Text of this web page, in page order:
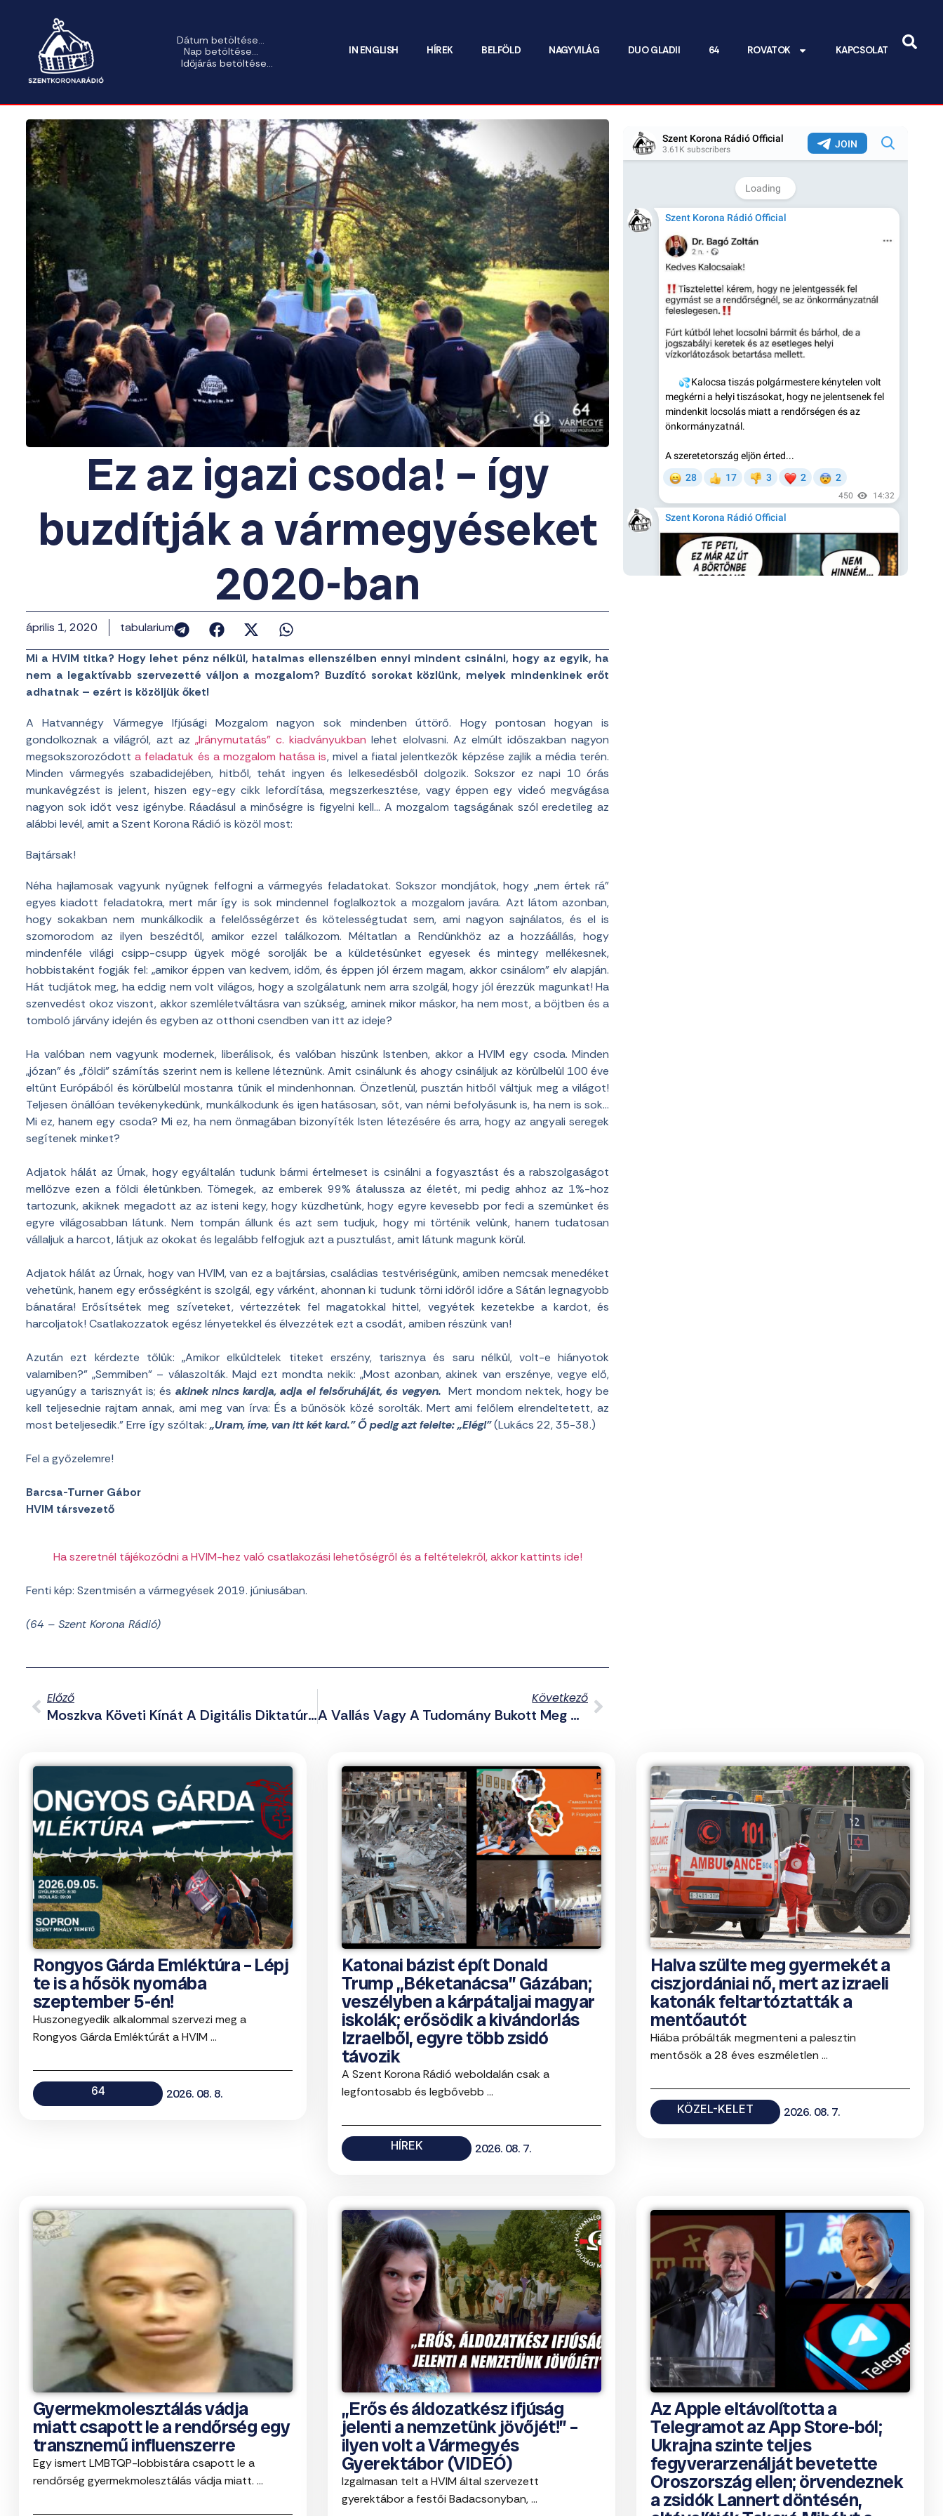
Dátum betöltése...
Nap betöltése...
Időjárás betöltése...
IN ENGLISH HÍREK BELFÖLD NAGYVILÁG DUO GLADII 64 ROVATOK KAPCSOLAT
Ez az igazi csoda! – így
buzdítják a vármegyéseket
2020-ban
április 1, 2020 tabularium
Mi a HVIM titka? Hogy lehet pénz nélkül, hatalmas ellenszélben ennyi mindent csinálni, hogy az egyik, ha
nem a legaktívabb szervezetté váljon a mozgalom? Buzdító sorokat közlünk, melyek mindenkinek erőt
adhatnak – ezért is közöljük őket!
A Hatvannégy Vármegye Ifjúsági Mozgalom nagyon sok mindenben úttörő. Hogy pontosan hogyan is
gondolkoznak a világról, azt az „Iránymutatás” c. kiadványukban lehet elolvasni. Az elmúlt időszakban nagyon
megsokszorozódotta feladatuk és a mozgalom hatása is, mivel a fiatal jelentkezők képzése zajlik a média terén.
Minden vármegyés szabadidejében, hitből, tehát ingyen és lelkesedésből dolgozik. Sokszor ez napi 10 órás
munkavégzést is jelent, hiszen egy-egy cikk lefordítása, megszerkesztése, vagy éppen egy videó megvágása
nagyon sok időt vesz igénybe. Ráadásul a minőségre is figyelni kell… A mozgalom tagságának szól eredetileg az
alábbi levél, amit a Szent Korona Rádió is közöl most:
Bajtársak!
Néha hajlamosak vagyunk nyűgnek felfogni a vármegyés feladatokat. Sokszor mondjátok, hogy „nem értek rá”
egyes kiadott feladatokra, mert már így is sok mindennel foglalkoztok a mozgalom javára. Azt látom azonban,
hogy sokakban nem munkálkodik a felelősségérzet és kötelességtudat sem, ami nagyon sajnálatos, és el is
szomorodom az ilyen beszédtől, amikor ezzel találkozom. Méltatlan a Rendünkhöz az a hozzáállás, hogy
mindenféle világi csipp-csupp ügyek mögé sorolják be a küldetésünket egyesek és mintegy mellékesnek,
hobbistaként fogják fel: „amikor éppen van kedvem, időm, és éppen jól érzem magam, akkor csinálom” elv alapján.
Hát tudjátok meg, ha eddig nem volt világos, hogy a szolgálatunk nem arra szolgál, hogy jól érezzük magunkat! Ha
szenvedést okoz viszont, akkor szemléletváltásra van szükség, aminek mikor máskor, ha nem most, a böjtben és a
tomboló járvány idején és egyben az otthoni csendben van itt az ideje?
Ha valóban nem vagyunk modernek, liberálisok, és valóban hiszünk Istenben, akkor a HVIM egy csoda. Minden
„józan” és „földi” számítás szerint nem is kellene léteznünk. Amit csinálunk és ahogy csináljuk az körülbelül 100 éve
eltűnt Európából és körülbelül mostanra tűnik el mindenhonnan. Önzetlenül, pusztán hitből váltjuk meg a világot!
Teljesen önállóan tevékenykedünk, munkálkodunk és igen hatásosan, sőt, van némi befolyásunk is, ha nem is sok…
Mi ez, hanem egy csoda? Mi ez, ha nem önmagában bizonyíték Isten létezésére és arra, hogy az angyali seregek
segítenek minket?
Adjatok hálát az Úrnak, hogy egyáltalán tudunk bármi értelmeset is csinálni a fogyasztást és a rabszolgaságot
mellőzve ezen a földi életünkben. Tömegek, az emberek 99% átalussza az életét, mi pedig ahhoz az 1%-hoz
tartozunk, akiknek megadott az az isteni kegy, hogy küzdhetünk, hogy egyre kevesebb por fedi a szemünket és
egyre világosabban látunk. Nem tompán állunk és azt sem tudjuk, hogy mi történik velünk, hanem tudatosan
vállaljuk a harcot, látjuk az okokat és legalább felfogjuk azt a pusztulást, amit látunk magunk körül.
Adjatok hálát az Úrnak, hogy van HVIM, van ez a bajtársias, családias testvériségünk, amiben nemcsak menedéket
vehetünk, hanem egy erősségként is szolgál, egy várként, ahonnan ki tudunk törni időről időre a Sátán legnagyobb
bánatára! Erősítsétek meg szíveteket, vértezzétek fel magatokkal hittel, vegyétek kezetekbe a kardot, és
harcoljatok! Csatlakozzatok egész lényetekkel és élvezzétek ezt a csodát, amiben részünk van!
Azután ezt kérdezte tőlük: „Amikor elküldtelek titeket erszény, tarisznya és saru nélkül, volt-e hiányotok
valamiben?” „Semmiben” – válaszolták. Majd ezt mondta nekik: „Most azonban, akinek van erszénye, vegye elő,
ugyanúgy a tarisznyát is; és akinek nincs kardja, adja el felsőruháját, és vegyen. Mert mondom nektek, hogy be
kell teljesednie rajtam annak, ami meg van írva: És a bűnösök közé sorolták. Mert ami felőlem elrendeltetett, az
most beteljesedik.” Erre így szóltak: „Uram, íme, van itt két kard.” Ő pedig azt felelte: „Elég!”(Lukács 22, 35-38.)
Fel a győzelemre!
Barcsa-Turner Gábor
HVIM társvezető
Ha szeretnél tájékozódni a HVIM-hez való csatlakozási lehetőségről és a feltételekről, akkor kattints ide!
Fenti kép: Szentmisén a vármegyések 2019. júniusában.
(64 – Szent Korona Rádió)
Előző
Moszkva Követi Kínát A Digitális Diktatúra Bevezetésében
Következő
A Vallás Vagy A Tudomány Bukott Meg A Járvánnyal?
Rongyos Gárda Emléktúra – Lépj
te is a hősök nyomába
szeptember 5-én!
Huszonegyedik alkalommal szervezi meg a
Rongyos Gárda Emléktúrát a HVIM ...
64 2026. 08. 8.
Katonai bázist épít Donald
Trump „Béketanácsa” Gázában;
veszélyben a kárpátaljai magyar
iskolák; erősödik a kivándorlás
Izraelből, egyre több zsidó
távozik
A Szent Korona Rádió weboldalán csak a
legfontosabb és legbővebb ...
HÍREK 2026. 08. 7.
Halva szülte meg gyermekét a
ciszjordániai nő, mert az izraeli
katonák feltartóztatták a
mentőautót
Hiába próbálták megmenteni a palesztin
mentősök a 28 éves eszméletlen ...
KÖZEL-KELET 2026. 08. 7.
Gyermekmolesztálás vádja
miatt csapott le a rendőrség egy
transznemű influenszerre
Egy ismert LMBTQP-lobbistára csapott le a
rendőrség gyermekmolesztálás vádja miatt. ...
„Erős és áldozatkész ifjúság
jelenti a nemzetünk jövőjét!” –
ilyen volt a Vármegyés
Gyerektábor (VIDEÓ)
Izgalmasan telt a HVIM által szervezett
gyerektábor a festői Badacsonyban, ...
Az Apple eltávolította a
Telegramot az App Store-ból;
Ukrajna szinte teljes
fegyverarzenálját bevetette
Oroszország ellen; örvendeznek
a zsidók Lannert döntésén,